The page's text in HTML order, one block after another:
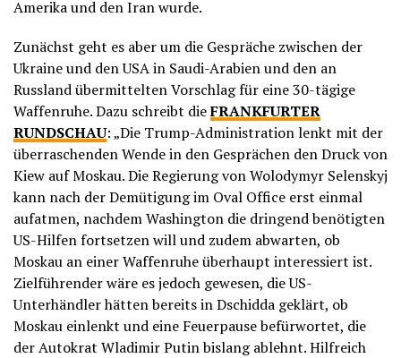
Amerika und den Iran wurde.
Zunächst geht es aber um die Gespräche zwischen der
Ukraine und den USA in Saudi-Arabien und den an
Russland übermittelten Vorschlag für eine 30-tägige
Waffenruhe. Dazu schreibt dieFRANKFURTER
RUNDSCHAU: „Die Trump-Administration lenkt mit der
überraschenden Wende in den Gesprächen den Druck von
Kiew auf Moskau. Die Regierung von Wolodymyr Selenskyj
kann nach der Demütigung im Oval Office erst einmal
aufatmen, nachdem Washington die dringend benötigten
US-Hilfen fortsetzen will und zudem abwarten, ob
Moskau an einer Waffenruhe überhaupt interessiert ist.
Zielführender wäre es jedoch gewesen, die US-
Unterhändler hätten bereits in Dschidda geklärt, ob
Moskau einlenkt und eine Feuerpause befürwortet, die
der Autokrat Wladimir Putin bislang ablehnt. Hilfreich